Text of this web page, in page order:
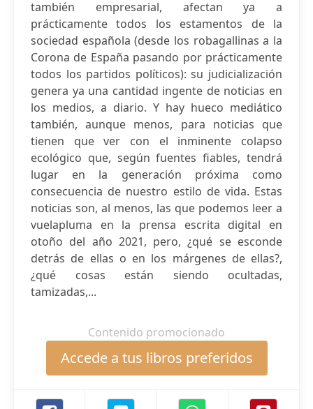
también empresarial, afectan ya a
prácticamente todos los estamentos de la
sociedad española (desde los robagallinas a la
Corona de España pasando por prácticamente
todos los partidos políticos): su judicialización
genera ya una cantidad ingente de noticias en
los medios, a diario. Y hay hueco mediático
también, aunque menos, para noticias que
tienen que ver con el inminente colapso
ecológico que, según fuentes fiables, tendrá
lugar en la generación próxima como
consecuencia de nuestro estilo de vida. Estas
noticias son, al menos, las que podemos leer a
vuelapluma en la prensa escrita digital en
otoño del año 2021, pero, ¿qué se esconde
detrás de ellas o en los márgenes de ellas?,
¿qué cosas están siendo ocultadas,
tamizadas,...
Contenido promocionado
Accede a tus libros preferidos